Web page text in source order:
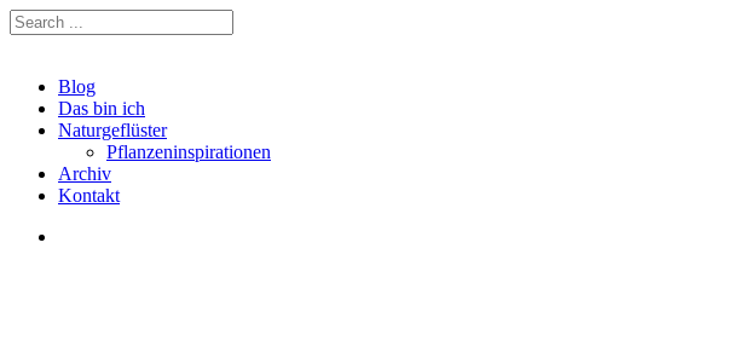
Blog
Das bin ich
Naturgeflüster
Pflanzeninspirationen
Archiv
Kontakt